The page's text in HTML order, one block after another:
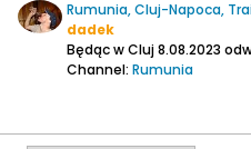
dadek
Channel: Rumunia